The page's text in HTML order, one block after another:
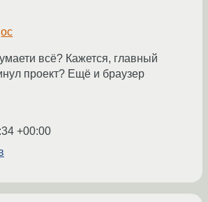
ос
всё? Кажется, главный
проект? Ещё и браузер
+00:00